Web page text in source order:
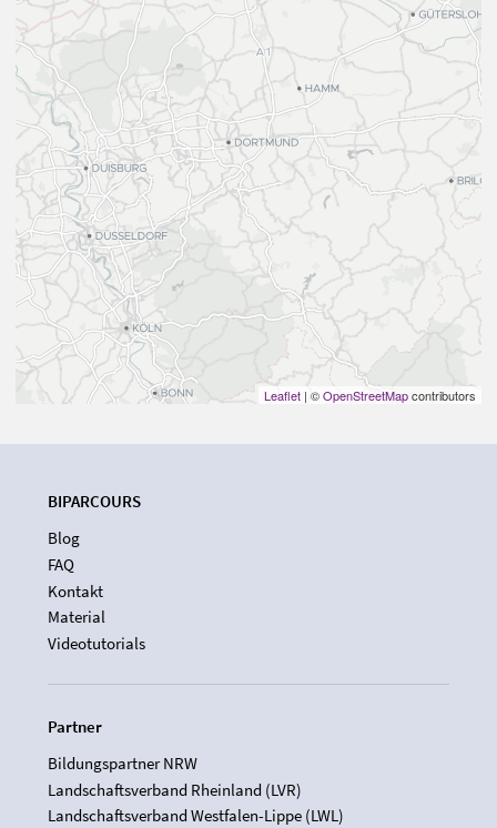
Leaflet | ©OpenStreetMapcontributors
BIPARCOURS
Blog
FAQ
Kontakt
Material
Videotutorials
Partner
Bildungspartner NRW
Landschaftsverband Rheinland (LVR)
Landschaftsverband Westfalen-Lippe (LWL)